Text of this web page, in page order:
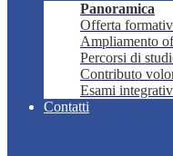
Panoramica
Offerta
Ampliamento
Percorsi di
Contributo
Esami
Contatti